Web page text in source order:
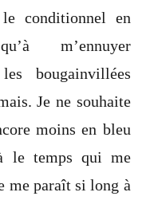
le conditionnel en
m’ennuyer
bougainvillées
Je ne souhaite
moins en bleu
le temps qui me
me paraît si long à